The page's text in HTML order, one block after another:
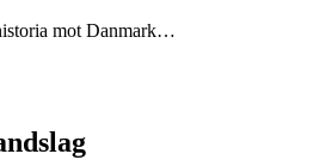
mot Danmark…